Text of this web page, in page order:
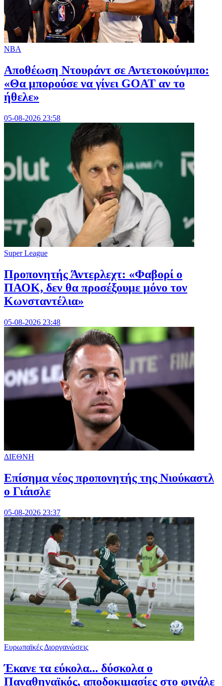
NBA
Αποθέωση Ντουράντ σε Αντετοκούνμπο:
«Θα μπορούσε να γίνει GOAT αν το
ήθελε»
05-08-2026 23:58
Super League
Προπονητής Άντερλεχτ: «Φαβορί ο
ΠΑΟΚ, δεν θα προσέξουμε μόνο τον
Κωνσταντέλια»
05-08-2026 23:48
ΔΙΕΘΝΗ
Επίσημα νέος προπονητής της Νιούκαστλ
ο Γιάισλε
05-08-2026 23:37
Ευρωπαϊκές Διοργανώσεις
Έκανε τα εύκολα... δύσκολα ο
Παναθηναϊκός, αποδοκιμασίες στο φινάλε